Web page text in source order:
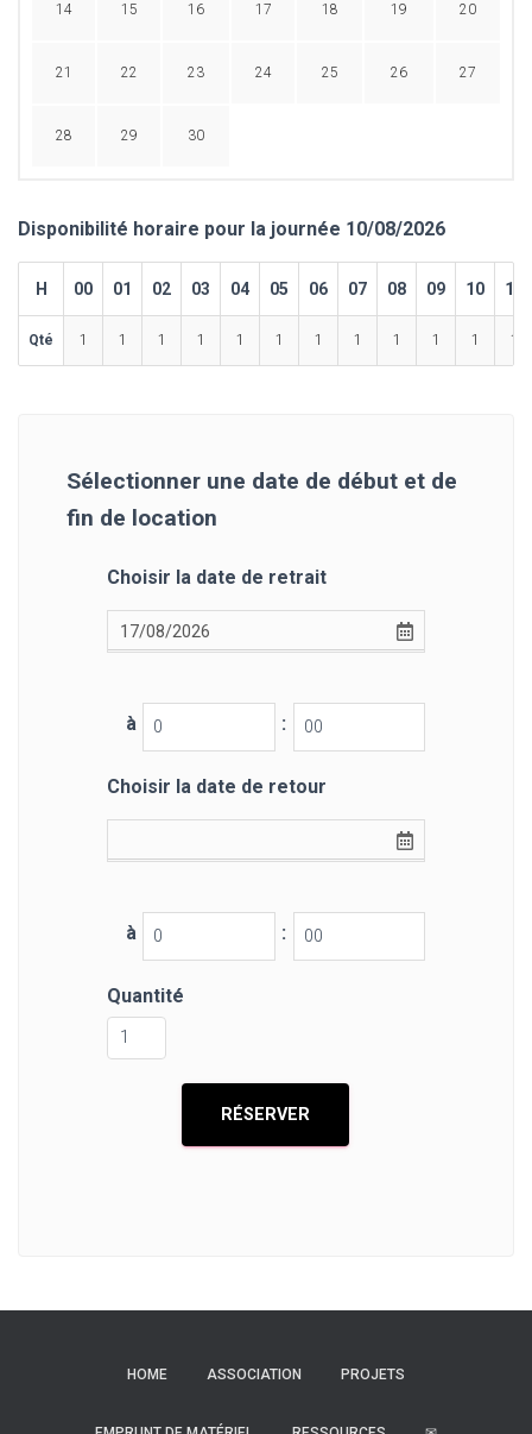
14 15 16 17 18 19 20
21 22 23 24 25 26 27
28 29 30
Disponibilité horaire pour la journée 10/08/2026
H 00 01 02 03 04 05 06 07 08 09 10 11
Qté 1 1 1 1 1 1 1 1 1 1 1 1
Sélectionner une date de début et de
fin de location
Choisir la date de retrait
à :
Choisir la date de retour
à :
Quantité
HOME ASSOCIATION PROJETS